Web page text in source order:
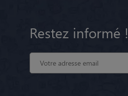
Restez informé !